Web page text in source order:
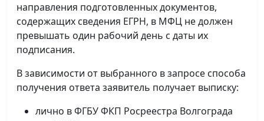
направления подготовленных документов,
содержащих сведения ЕГРН, в МФЦ не должен
превышать один рабочий день с даты их
подписания.
В зависимости от выбранного в запросе способа
получения ответа заявитель получает выписку:
лично в ФГБУ ФКП Росреестра Волгограда